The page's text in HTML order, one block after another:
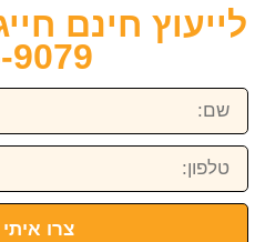
9079
שם:
טלפון:
צרו